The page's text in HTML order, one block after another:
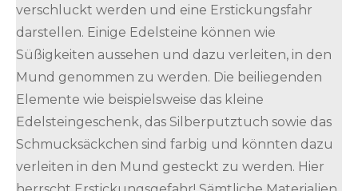
verschluckt werden und eine Erstickungsfahr
darstellen. Einige Edelsteine können wie
Süßigkeiten aussehen und dazu verleiten, in den
Mund genommen zu werden. Die beiliegenden
Elemente wie beispielsweise das kleine
Edelsteingeschenk, das Silberputztuch sowie das
Schmucksäckchen sind farbig und könnten dazu
verleiten in den Mund gesteckt zu werden. Hier